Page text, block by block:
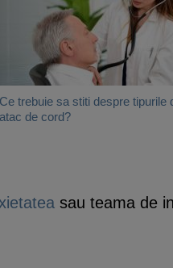
Ce trebuie sa stiti despre tipurile
atac de cord?
sau teama de